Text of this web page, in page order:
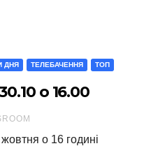
ДНЯ ТЕЛЕБАЧЕННЯ ТОП
о 16.00
о 16 годині